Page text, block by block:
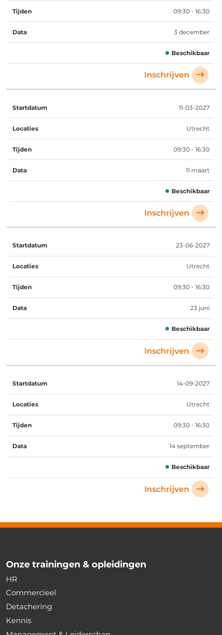
09:30 - 16:30
3 december
Beschikbaar
Inschrijven
11-03-2027
Utrecht
09:30 - 16:30
11 maart
Beschikbaar
Inschrijven
23-06-2027
Utrecht
09:30 - 16:30
23 juni
Beschikbaar
Inschrijven
14-09-2027
Utrecht
09:30 - 16:30
14 september
Beschikbaar
Inschrijven
Onze trainingen & opleidingen
HR
Commercieel
Detachering
Kennis